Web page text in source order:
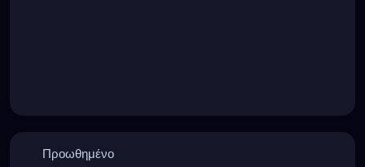
Προωθημένο